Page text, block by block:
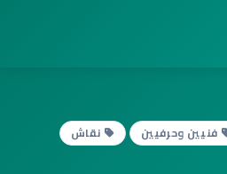
فنيين وحرفيين نقاش